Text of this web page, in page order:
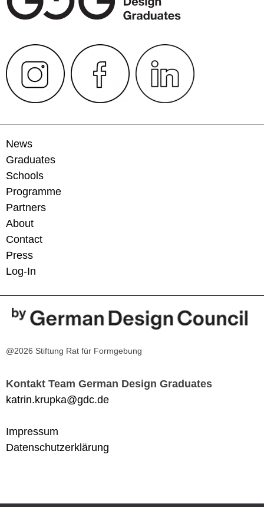
News
Graduates
Schools
Programme
Partners
About
Contact
Press
Log-In
@2026 Stiftung Rat für Formgebung
Kontakt Team German Design Graduates
katrin.krupka@gdc.de
Impressum
Datenschutzerklärung